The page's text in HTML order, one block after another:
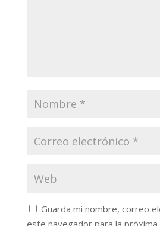
Guarda mi nombre, correo
este navegador para la